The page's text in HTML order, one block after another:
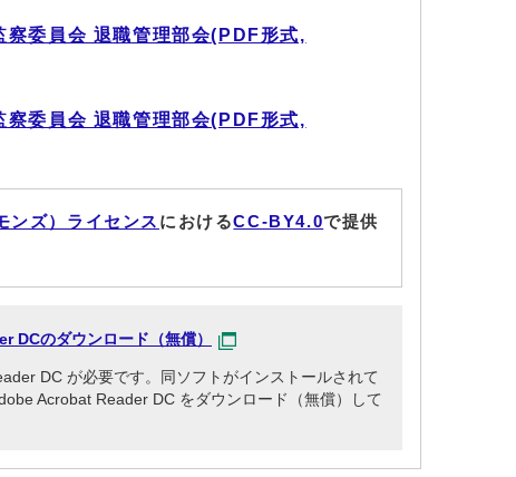
委員会 退職管理部会(PDF形式,
委員会 退職管理部会(PDF形式,
ンズ）ライセンス におけるCC-BY4.0で提供
DCのダウンロード（無償）
DC が必要です。同ソフトがインストールされて
Acrobat Reader DC をダウンロード（無償）して